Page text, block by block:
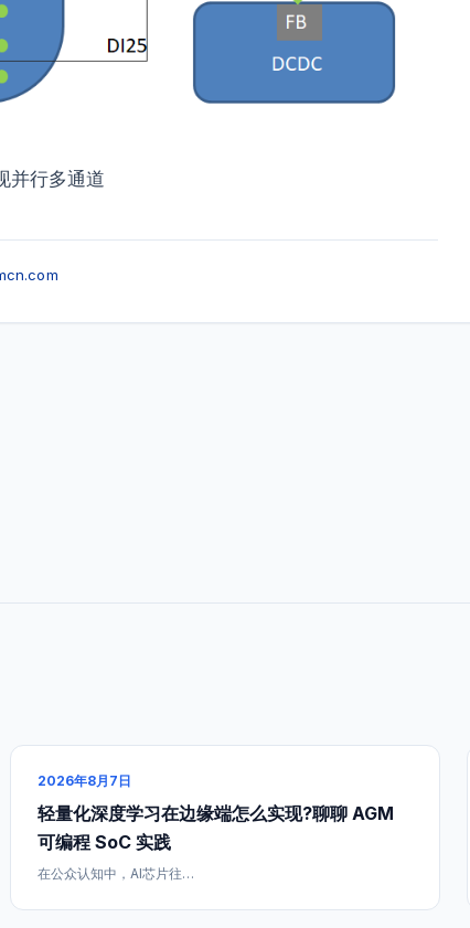
并行多通道
2026年8月7日
轻量化深度学习在边缘端怎么实现?聊聊 AGM
可编程 SoC 实践
在公众认知中，AI芯片往…